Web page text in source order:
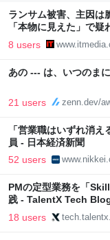
ランサム被害、主因は
「本物に見えた」で疑
8 users
あの --- は、いつのま
21 users zenn.dev/
「営業職はいずれ消
員 - 日本経済新聞
52 users
PMの定型業務を「
践 - TalentX Tech
18 users